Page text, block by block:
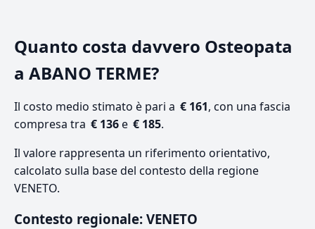
Quanto costa davvero Osteopata
a ABANO TERME?
Il costo medio stimato è pari a € 161, con una fascia
compresa tra € 136e € 185.
Il valore rappresenta un riferimento orientativo,
calcolato sulla base del contesto della regione
VENETO.
Contesto regionale: VENETO